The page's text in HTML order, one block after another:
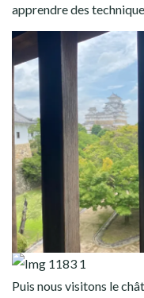
apprendre des
Puis nous visitons le